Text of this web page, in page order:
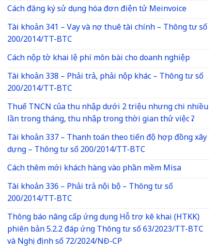
Cách đăng ký sử dụng hóa đơn điện tử Meinvoice
Tài khoản 341 – Vay và nợ thuê tài chính – Thông tư số
200/2014/TT-BTC
Cách nộp tờ khai lệ phí môn bài cho doanh nghiệp
Tài khoản 338 – Phải trả, phải nộp khác – Thông tư số
200/2014/TT-BTC
Thuế TNCN của thu nhập dưới 2 triệu nhưng chi nhiều
lần trong tháng, thu nhập trong thời gian thử việc ?
Tài khoản 337 – Thanh toán theo tiến độ hợp đồng xây
dựng – Thông tư số 200/2014/TT-BTC
Cách thêm mới khách hàng vào phần mềm Misa
Tài khoản 336 – Phải trả nội bộ – Thông tư số
200/2014/TT-BTC
Thông báo nâng cấp ứng dụng Hỗ trợ kê khai (HTKK)
phiên bản 5.2.2 đáp ứng Thông tư số 63/2023/TT-BTC
và Nghị định số 72/2024/NĐ-CP